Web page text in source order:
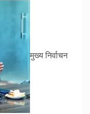
मुख्य निर्वाचन